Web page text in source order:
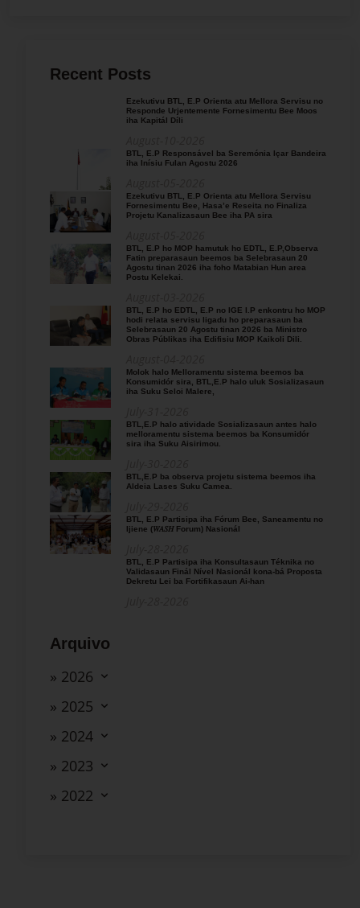
Recent Posts
Ezekutivu BTL, E.P Orienta atu Mellora Servisu no
Responde Urjentemente Fornesimentu Bee Moos
iha Kapitál Díli
BTL, E.P Responsável ba Seremónia Içar Bandeira
iha Inísiu Fulan Agostu 2026
Ezekutivu BTL, E.P Orienta atu Mellora Servisu
Fornesimentu Bee, Hasa’e Reseita no Finaliza
Projetu Kanalizasaun Bee iha PA sira
BTL, E.P ho MOP hamutuk ho EDTL, E.P,Observa
Fatin preparasaun beemos ba Selebrasaun 20
Agostu tinan 2026 iha foho Matabian Hun area
Postu Kelekai.
BTL, E.P ho EDTL, E.P no IGE I.P enkontru ho MOP
hodi relata servisu ligadu ho preparasaun ba
Selebrasaun 20 Agostu tinan 2026 ba Ministro
Obras Públikas iha Edifisiu MOP Kaikoli Dili.
Molok halo Melloramentu sistema beemos ba
Konsumidór sira, BTL,E.P halo uluk Sosializasaun
iha Suku Seloi Malere,
BTL,E.P halo atividade Sosializasaun antes halo
melloramentu sistema beemos ba Konsumidór
sira iha Suku Aisirimou.
BTL,E.P ba observa projetu sistema beemos iha
Aldeia Lases Suku Camea.
BTL, E.P Partisipa iha Fórum Bee, Saneamentu no
Ijiene (𝑊𝐴𝑆𝐻 Forum) Nasionál
BTL, E.P Partisipa iha Konsultasaun Téknika no
Validasaun Finál Nível Nasionál kona-bá Proposta
Dekretu Lei ba Fortifikasaun Ai-han
Arquivo
» 2026
» 2025
» 2024
» 2023
» 2022